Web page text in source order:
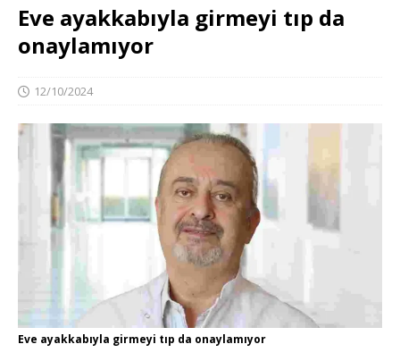
Eve ayakkabıyla girmeyi tıp da
onaylamıyor
12/10/2024
Eve ayakkabıyla girmeyi tıp da onaylamıyor